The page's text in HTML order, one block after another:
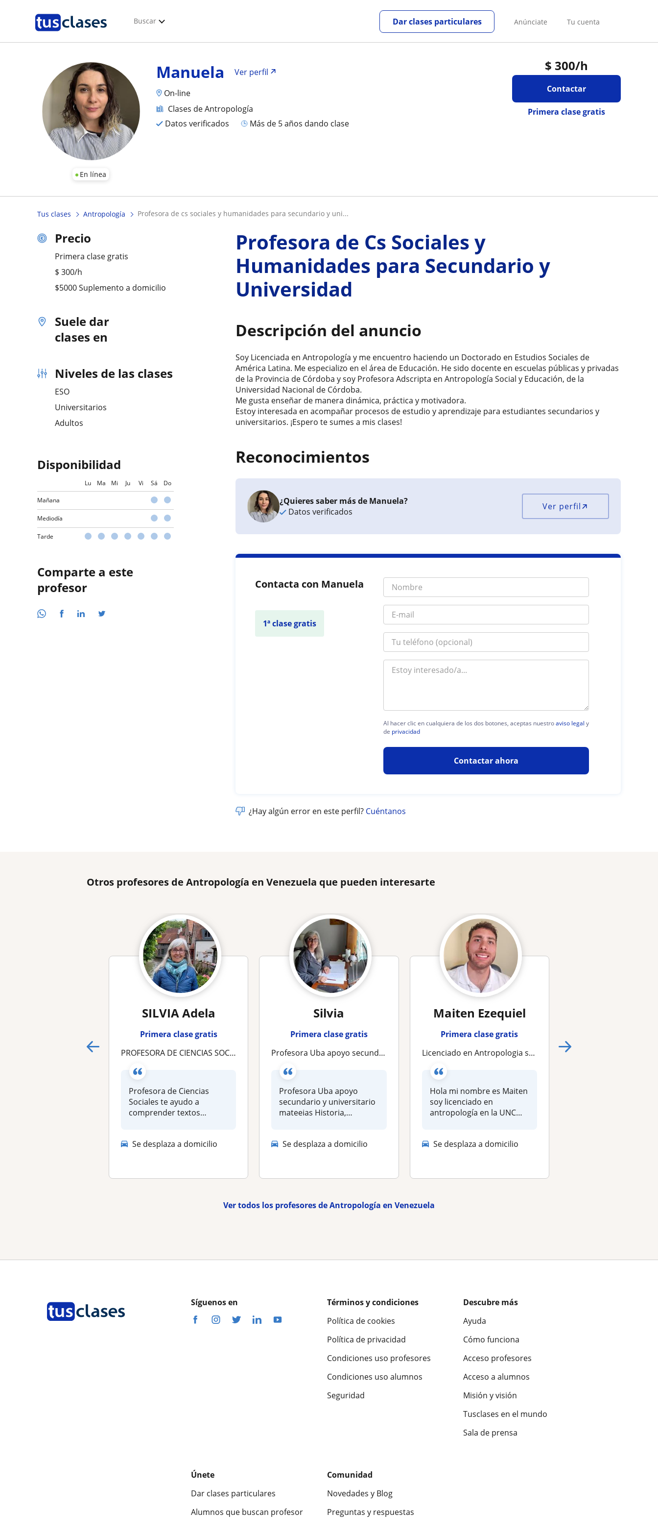
Buscar Anúnciate Tu cuenta
Dar clases particulares
En línea
$ 300/h
Contactar
Primera clase gratis
Manuela
Ver perfil
On-line
Clases de Antropología
Datos verificados
más de 5 años dando clase
Tus clases Antropología profesora de cs sociales y humanidades para secundario y uni...
Precio
Primera clase gratis
$ 300/h
$5000 Suplemento a domicilio
Suele dar
clases en
Niveles de las clases
ESO
Universitarios
Adultos
Disponibilidad
Lu Ma Mi Ju Vi Sá Do
Mañana
Mediodía
Tarde
Comparte a este
profesor
Profesora de Cs Sociales y
Humanidades para Secundario y
Universidad
Descripción del anuncio
Soy Licenciada en Antropología y me encuentro haciendo un Doctorado en Estudios Sociales de
América Latina. Me especializo en el área de Educación. He sido docente en escuelas públicas y privadas
de la Provincia de Córdoba y soy Profesora Adscripta en Antropología Social y Educación, de la
Universidad Nacional de Córdoba.
Me gusta enseñar de manera dinámica, práctica y motivadora.
Estoy interesada en acompañar procesos de estudio y aprendizaje para estudiantes secundarios y
universitarios. ¡Espero te sumes a mis clases!
Reconocimientos
¿Quieres saber más de Manuela?
Datos verificados
Ver perfil
Contacta con Manuela
1ª clase gratis
Al hacer clic en cualquiera de los dos botones, aceptas nuestroaviso legal y
de privacidad
Contactar ahora
¿Hay algún error en este perfil? Cuéntanos
Otros profesores de Antropología en Venezuela que pueden interesarte
SILVIA Adela
Primera clase gratis
PROFESORA DE CIENCIAS SOCIALES UBA, APOYO ESCOLAR SECUNDARIO Y UNIVERSITARIO
Profesora de Ciencias
Sociales te ayudo a
comprender textos
Se desplaza a domicilio
Silvia
Primera clase gratis
Profesora Uba apoyo secundario y universitario mateeias Historia, Antropologia, Ciencias Sociales Te enseño a estudiar
Profesora Uba apoyo
secundario y universitario
mateeias Historia,
Se desplaza a domicilio
Maiten Ezequiel
Primera clase gratis
Licenciado en Antropologia se ofrece para dar clases
Hola mi nombre es Maiten
soy licenciado en
antropología en la UNC
Se desplaza a domicilio
Ver todos los profesores de Antropología en Venezuela
Síguenos en
Términos y condiciones
Política de cookies
Política de privacidad
Condiciones uso profesores
Condiciones uso alumnos
Seguridad
Descubre más
Ayuda
Cómo funciona
Acceso profesores
Acceso a alumnos
Misión y visión
Tusclases en el mundo
Sala de prensa
Únete
Dar clases particulares
Alumnos que buscan profesor
Comunidad
Novedades y Blog
Preguntas y respuestas